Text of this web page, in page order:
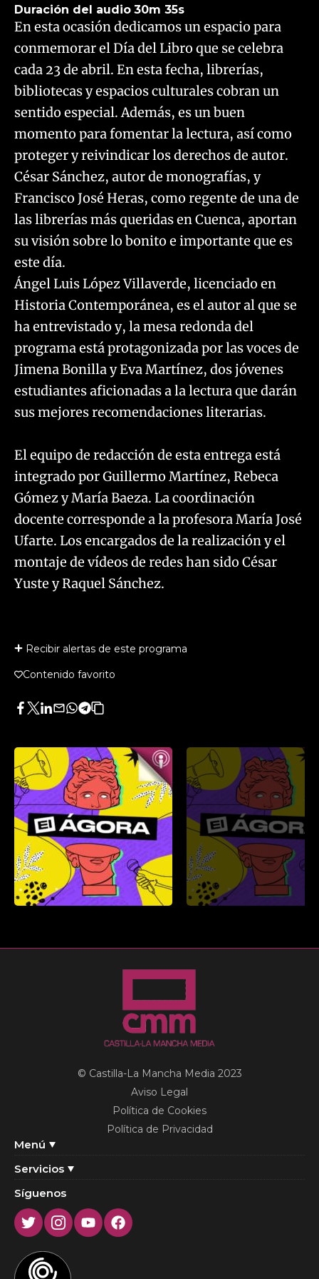
Duración del audio 30m 35s
En esta ocasión dedicamos un espacio para
conmemorar el Día del Libro que se celebra
cada 23 de abril. En esta fecha, librerías,
bibliotecas y espacios culturales cobran un
sentido especial. Además, es un buen
momento para fomentar la lectura, así como
proteger y reivindicar los derechos de autor.
César Sánchez, autor de monografías, y
Francisco José Heras, como regente de una de
las librerías más queridas en Cuenca, aportan
su visión sobre lo bonito e importante que es
este día.
Ángel Luis López Villaverde, licenciado en
Historia Contemporánea, es el autor al que se
ha entrevistado y, la mesa redonda del
programa está protagonizada por las voces de
Jimena Bonilla y Eva Martínez, dos jóvenes
estudiantes aficionadas a la lectura que darán
sus mejores recomendaciones literarias.
El equipo de redacción de esta entrega está
integrado por Guillermo Martínez, Rebeca
Gómez y María Baeza. La coordinación
docente corresponde a la profesora María José
Ufarte. Los encargados de la realización y el
montaje de vídeos de redes han sido César
Yuste y Raquel Sánchez.
Recibir alertas de este programa
Contenido favorito
Facebook
Twitter
LinkedIn
Enviar
Whatsapp
Telegram
Copiar
artículo
Menú
Servicios
© Castilla-La Mancha Media 2023
Aviso Legal
Política de Cookies
Política de Privacidad
Síguenos
TwitterInstagram
YoutubeFacebook